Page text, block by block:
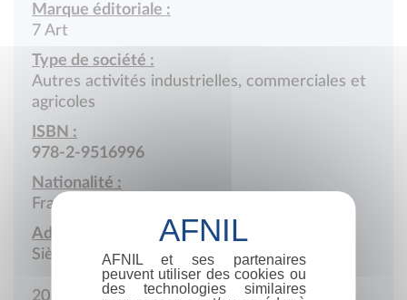
Marque éditoriale :
7 Art
Type de société :
Autres activités industrielles, commerciales et
agricoles
ISBN :
978-2-9516996
Nationalité :
France
Adresse :
Siège social
20 Rue de Prony
AFNIL et ses partenaires
peuvent utiliser des cookies ou
des technologies similaires